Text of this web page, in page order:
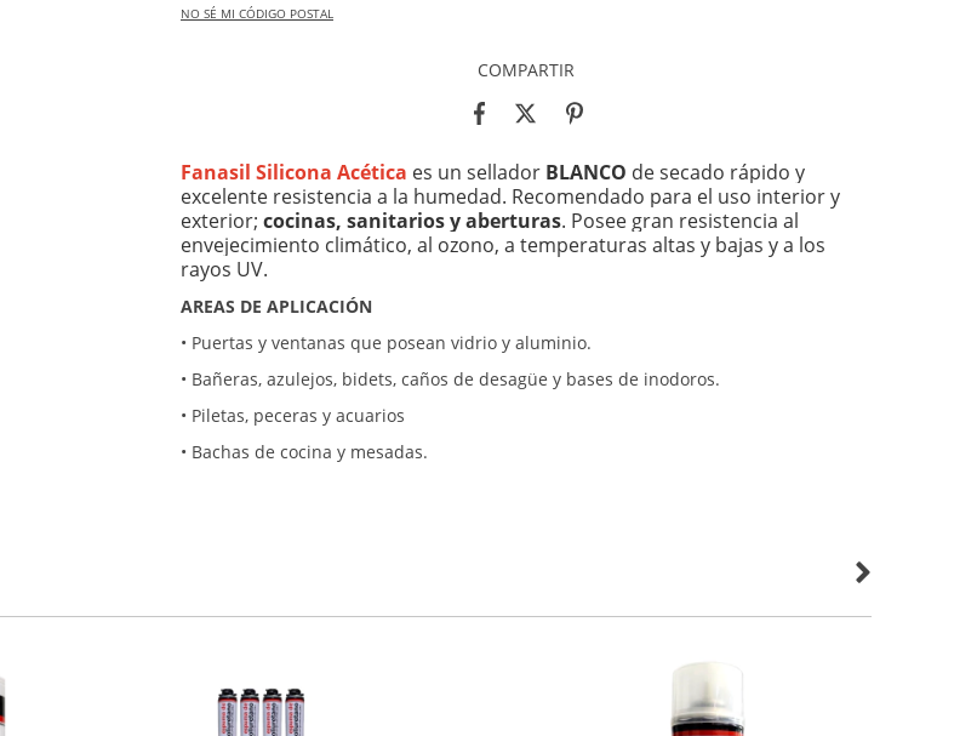
NO SÉ MI CÓDIGO POSTAL
COMPARTIR
Fanasil Silicona Acética es un sellador BLANCO de secado rápido y
excelente resistencia a la humedad. Recomendado para el uso interior y
exterior; cocinas, sanitarios y aberturas. Posee gran resistencia al
envejecimiento climático, al ozono, a temperaturas altas y bajas y a los
rayos UV.
AREAS DE APLICACIÓN
• Puertas y ventanas que posean vidrio y aluminio.
• Bañeras, azulejos, bidets, caños de desagüe y bases de inodoros.
• Piletas, peceras y acuarios
• Bachas de cocina y mesadas.